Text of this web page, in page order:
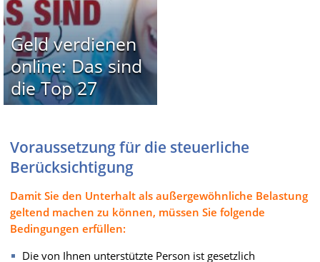
Geld verdienen
online: Das sind
die Top 27
Voraussetzung für die steuerliche
Berücksichtigung
Damit Sie den Unterhalt als außergewöhnliche Belastung
geltend machen zu können, müssen Sie folgende
Bedingungen erfüllen:
Die von Ihnen unterstützte Person ist gesetzlich